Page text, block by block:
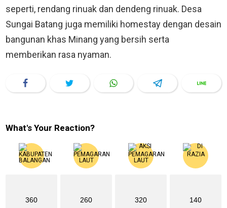
seperti, rendang rinuak dan dendeng rinuak. Desa
Sungai Batang juga memiliki homestay dengan desain
bangunan khas Minang yang bersih serta
memberikan rasa nyaman.
What's Your Reaction?
360 260 320 140